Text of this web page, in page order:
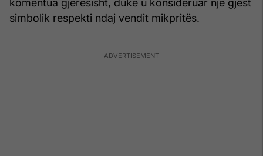
simbolik respekti ndaj vendit mikpritës.